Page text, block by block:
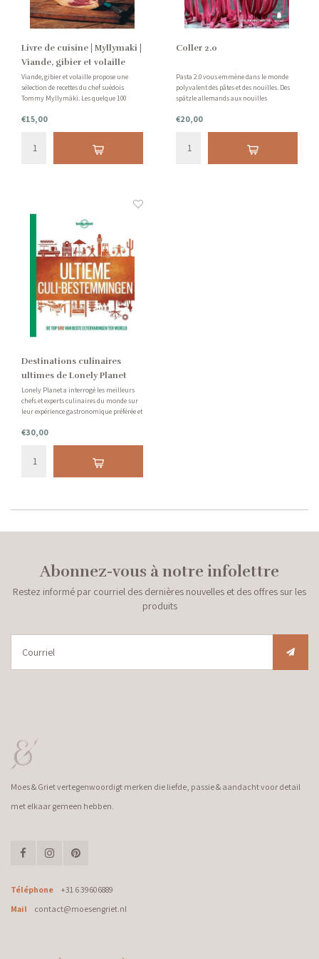
Livre de cuisine | Myllymaki |
Viande, gibier et volaille
Viande, gibier et volaille propose une
sélection de recettes du chef suédois
Tommy Myllymäki. Les quelque 100
de tous les jours qu'aux repas de fête.
€15,00
Coller 2.0
Pasta 2.0 vous emmène dans le monde
polyvalent des pâtes et des nouilles. Des
spätzle allemands aux nouilles
italiens : tout est couvert.
€20,00
Destinations culinaires
ultimes de Lonely Planet
Lonely Planet a interrogé les meilleurs
chefs et experts culinaires du monde sur
leur expérience gastronomique préférée et
Planet Ultimate Culinary Destinations.
Laissez-vous emporter dans un voyage
€30,00
Abonnez-vous à notre infolettre
Restez informé par courriel des dernières nouvelles et des offres sur les
produits
Moes & Griet vertegenwoordigt merken die liefde, passie & aandacht voor detail
met elkaar gemeen hebben.
Téléphone
+31 6 39606889
Mail
contact@moesengriet.nl